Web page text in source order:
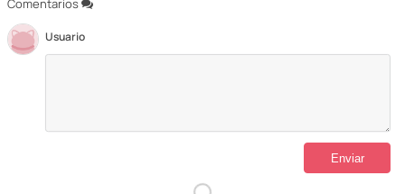
Comentarios
Usuario